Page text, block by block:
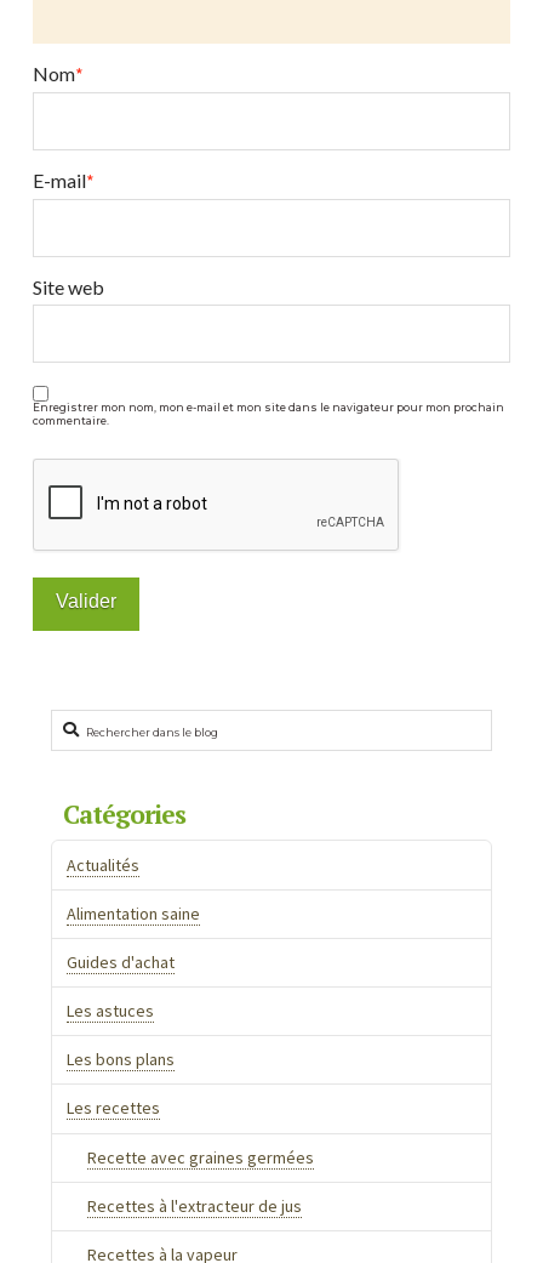
parfait
de
déshydrateur
!06.30.2010
Nom*
E-mail*
Site web
Enregistrer mon nom, mon e-mail et mon site dans le navigateur pour mon prochain
commentaire.
Rechercher
Catégories
Actualités
Alimentation saine
Guides d'achat
Les astuces
Les bons plans
Les recettes
Recette avec graines germées
Recettes à l'extracteur de jus
Recettes à la vapeur